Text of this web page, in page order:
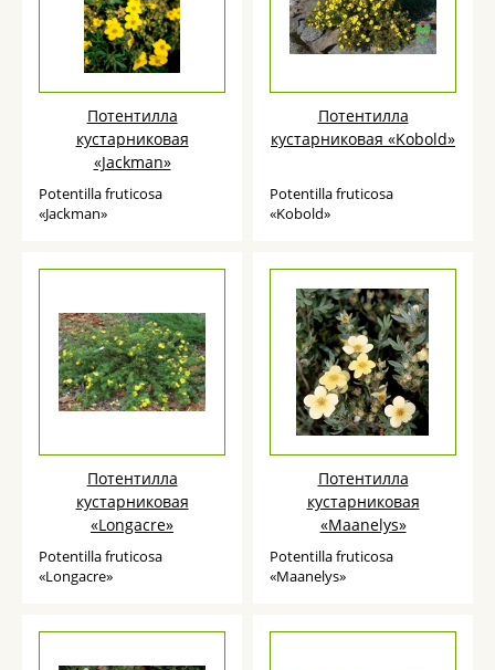
Потентилла
кустарниковая
«Jackman»
Potentilla fruticosa
«Jackman»
Потентилла
кустарниковая «Kobold»
Potentilla fruticosa
«Kobold»
Потентилла
кустарниковая
«Longacre»
Potentilla fruticosa
«Longacre»
Потентилла
кустарниковая
«Maanelys»
Potentilla fruticosa
«Maanelys»